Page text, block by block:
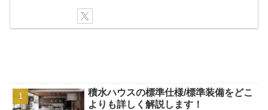
積水ハウスの標準仕様/標準装備をどこ
よりも詳しく解説します！